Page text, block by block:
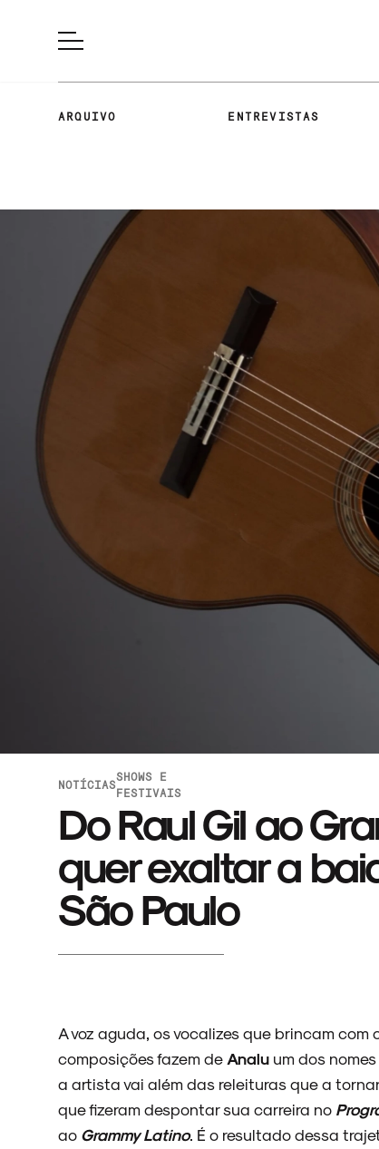
ARQUIVO ENTREVISTAS
NOTÍCIAS
SHOWS E
FESTIVAIS
Do Raul Gil ao
quer exaltar a
São Paulo
A voz aguda, os vocalizes que brincam
composições fazem de Analu um dos
a artista vai além das releituras que a
que fizeram despontar sua carreira no
ao Grammy Latino. É o resultado dessa